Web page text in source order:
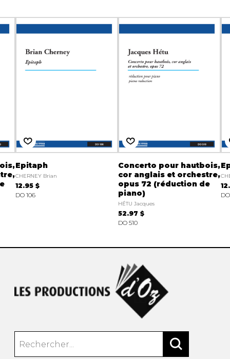
Epitaph
CHERNEY Brian
12.95 $
DO 106
Concerto pour hautbois,
cor anglais et orchestre,
opus 72 (réduction de
piano)
HÉTU Jacques
52.97 $
DO 510